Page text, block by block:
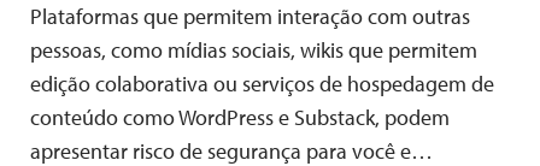
Plataformas que permitem interação com outras
pessoas, como mídias sociais, wikis que permitem
edição colaborativa ou serviços de hospedagem de
conteúdo como WordPress e Substack, podem
apresentar risco de segurança para você e…